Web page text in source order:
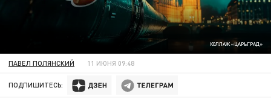
КОЛЛАЖ «ЦАРЬГРАД»
ПАВЕЛ ПОЛЯНСКИЙ 11 ИЮНЯ 09:48
ПОДПИШИТЕСЬ: